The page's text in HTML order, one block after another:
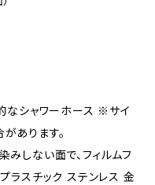
なシャワーホース ※サイ
あります。
みしない面で、フィルムフ
ラスチック ステンレス 金